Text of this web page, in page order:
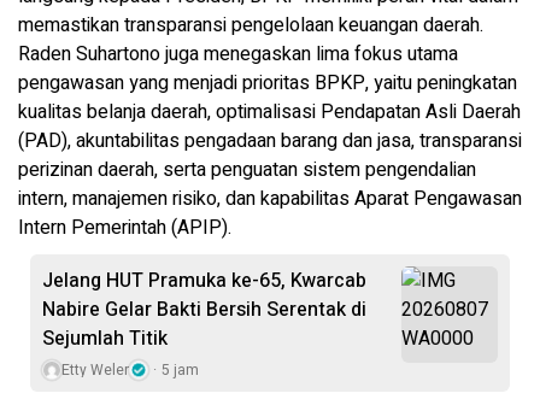
memastikan transparansi pengelolaan keuangan daerah.
Raden Suhartono juga menegaskan lima fokus utama
pengawasan yang menjadi prioritas BPKP, yaitu peningkatan
kualitas belanja daerah, optimalisasi Pendapatan Asli Daerah
(PAD), akuntabilitas pengadaan barang dan jasa, transparansi
perizinan daerah, serta penguatan sistem pengendalian
intern, manajemen risiko, dan kapabilitas Aparat Pengawasan
Intern Pemerintah (APIP).
Jelang HUT Pramuka ke-65, Kwarcab
Nabire Gelar Bakti Bersih Serentak di
Sejumlah Titik
Etty Weler 5 jam